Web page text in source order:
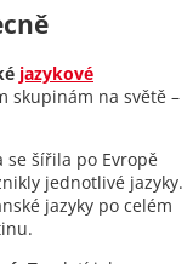
jazykové
skupinám na světě –
se šířila po Evropě
jednotlivé jazyky.
jazyky po celém